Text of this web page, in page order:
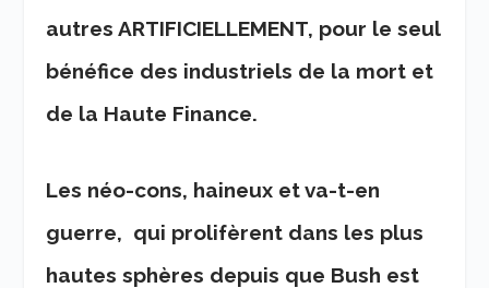
autres ARTIFICIELLEMENT, pour le seul
bénéfice des industriels de la mort et
de la Haute Finance.
Les néo-cons, haineux et va-t-en
guerre, qui prolifèrent dans les plus
hautes sphères depuis que Bush est